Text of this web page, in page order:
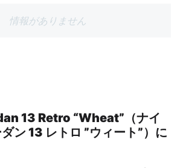
情報がありません
13 Retro “Wheat”（ナイ
ン 13 レトロ ”ウィート”）に